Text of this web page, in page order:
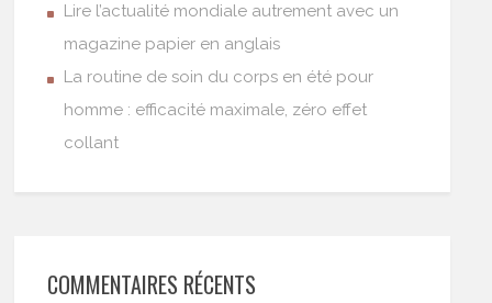
Lire l’actualité mondiale autrement avec un
magazine papier en anglais
La routine de soin du corps en été pour
homme : efficacité maximale, zéro effet
collant
COMMENTAIRES RÉCENTS